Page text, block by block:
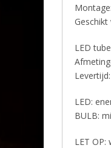
LED
LED:
BULB:
LET